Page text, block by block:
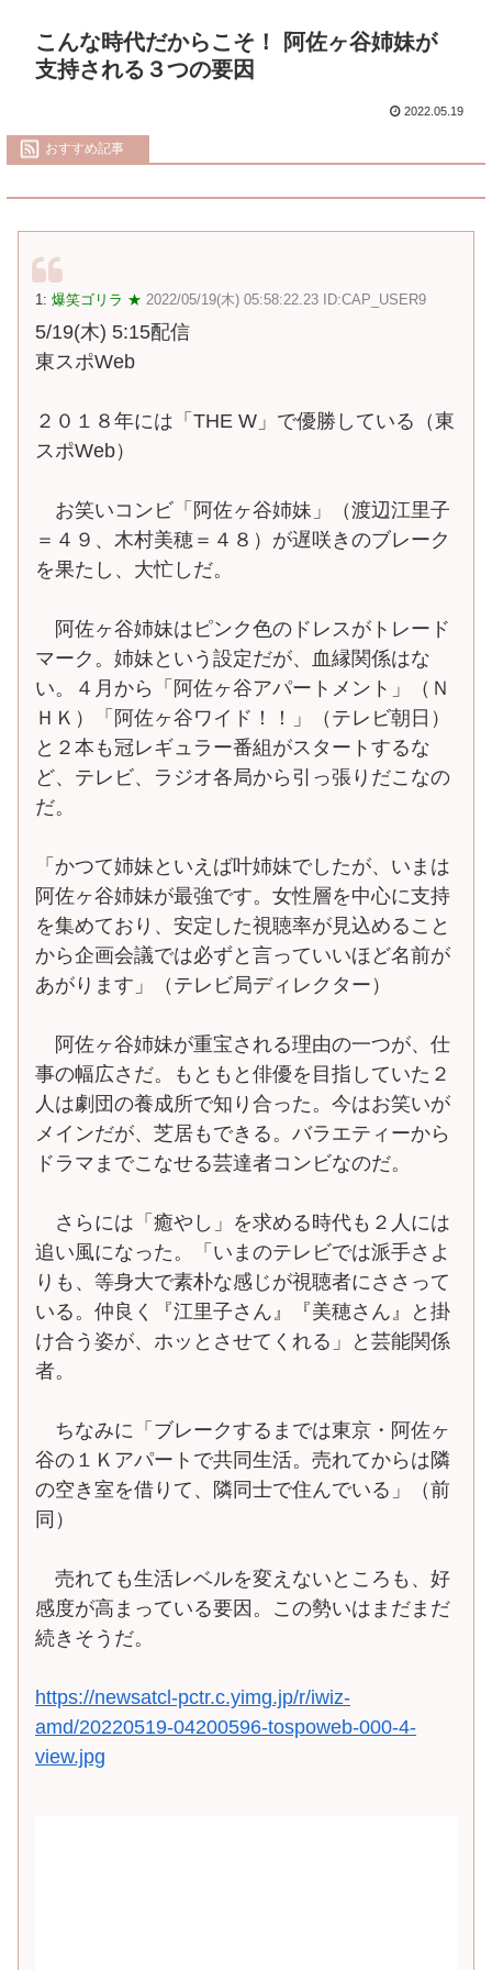
こんな時代だからこそ！ 阿佐ヶ谷姉妹が
支持される３つの要因
2022.05.19
おすすめ記事
1: 爆笑ゴリラ ★ 2022/05/19(木) 05:58:22.23 ID:CAP_USER9
5/19(木) 5:15配信
東スポWeb
２０１８年には「THE W」で優勝している（東
スポWeb）
お笑いコンビ「阿佐ヶ谷姉妹」（渡辺江里子
＝４９、木村美穂＝４８）が遅咲きのブレーク
を果たし、大忙しだ。
阿佐ヶ谷姉妹はピンク色のドレスがトレード
マーク。姉妹という設定だが、血縁関係はな
い。４月から「阿佐ヶ谷アパートメント」（Ｎ
ＨＫ）「阿佐ヶ谷ワイド！！」（テレビ朝日）
と２本も冠レギュラー番組がスタートするな
ど、テレビ、ラジオ各局から引っ張りだこなの
だ。
「かつて姉妹といえば叶姉妹でしたが、いまは
阿佐ヶ谷姉妹が最強です。女性層を中心に支持
を集めており、安定した視聴率が見込めること
から企画会議では必ずと言っていいほど名前が
あがります」（テレビ局ディレクター）
阿佐ヶ谷姉妹が重宝される理由の一つが、仕
事の幅広さだ。もともと俳優を目指していた２
人は劇団の養成所で知り合った。今はお笑いが
メインだが、芝居もできる。バラエティーから
ドラマまでこなせる芸達者コンビなのだ。
さらには「癒やし」を求める時代も２人には
追い風になった。「いまのテレビでは派手さよ
りも、等身大で素朴な感じが視聴者にささって
いる。仲良く『江里子さん』『美穂さん』と掛
け合う姿が、ホッとさせてくれる」と芸能関係
者。
ちなみに「ブレークするまでは東京・阿佐ヶ
谷の１Ｋアパートで共同生活。売れてからは隣
の空き室を借りて、隣同士で住んでいる」（前
同）
売れても生活レベルを変えないところも、好
感度が高まっている要因。この勢いはまだまだ
続きそうだ。
https://newsatcl-pctr.c.yimg.jp/r/iwiz-
amd/20220519-04200596-tospoweb-000-4-
view.jpg